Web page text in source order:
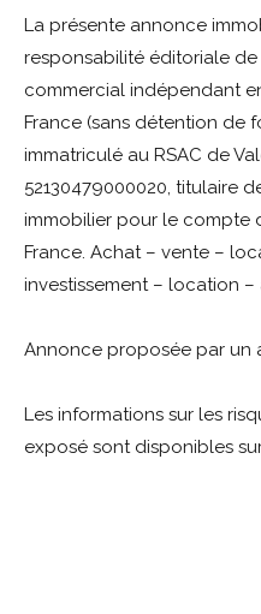
La présente annonce
responsabilité éditoriale de
commercial indépendant
France (sans détention de
immatriculé au RSAC de
52130479000020, titulaire
immobilier pour le compte
France. Achat – vente –
investissement – location –
Annonce proposée par un
Les informations sur les
exposé sont disponibles